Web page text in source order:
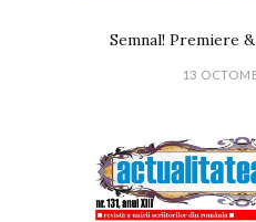
Semnal! Premiere
13